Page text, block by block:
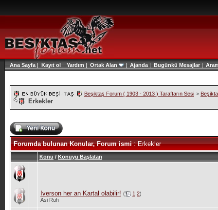
Ana Sayfa | Kayıt ol | Yardım | Ortak Alan | Ajanda | Bugünkü Mesajlar|
Beşiktaş Forum ( 1903 - 2013 ) Taraftarın Sesi >
Erkekler
Forumda bulunan Konular, Forum ismi: Erkekler
Konu / Konuyu Başlatan
Iverson her an Kartal olabilir! ( 1 2)
Asi Ruh